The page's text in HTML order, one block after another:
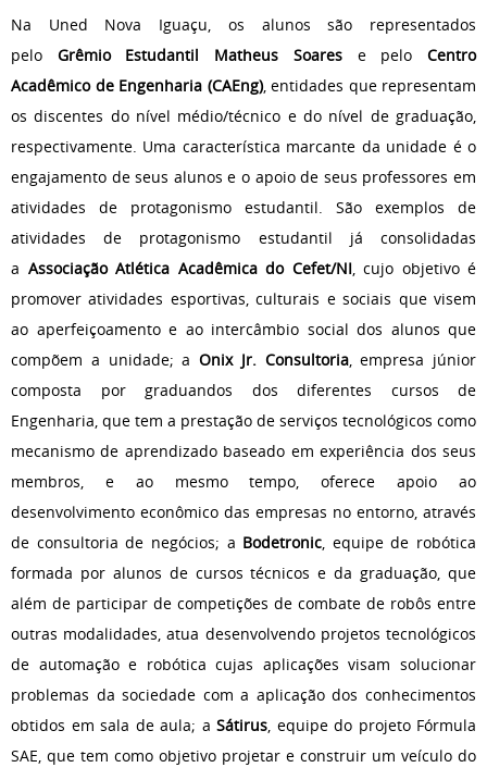
Na Uned Nova Iguaçu, os alunos são representados
pelo Grêmio Estudantil Matheus Soarese peloCentro
Acadêmico de Engenharia (CAEng), entidades que representam
os discentes do nível médio/técnico e do nível de graduação,
respectivamente. Uma característica marcante da unidade é o
engajamento de seus alunos e o apoio de seus professores em
atividades de protagonismo estudantil. São exemplos de
atividades de protagonismo estudantil já consolidadas
a Associação Atlética Acadêmica do Cefet/NI, cujo objetivo é
promover atividades esportivas, culturais e sociais que visem
ao aperfeiçoamento e ao intercâmbio social dos alunos que
compõem a unidade; a Onix Jr. Consultoria, empresa júnior
composta por graduandos dos diferentes cursos de
Engenharia, que tem a prestação de serviços tecnológicos como
mecanismo de aprendizado baseado em experiência dos seus
membros, e ao mesmo tempo, oferece apoio ao
desenvolvimento econômico das empresas no entorno, através
de consultoria de negócios; a Bodetronic, equipe de robótica
formada por alunos de cursos técnicos e da graduação, que
além de participar de competições de combate de robôs entre
outras modalidades, atua desenvolvendo projetos tecnológicos
de automação e robótica cujas aplicações visam solucionar
problemas da sociedade com a aplicação dos conhecimentos
obtidos em sala de aula; a Sátirus, equipe do projeto Fórmula
SAE, que tem como objetivo projetar e construir um veículo do